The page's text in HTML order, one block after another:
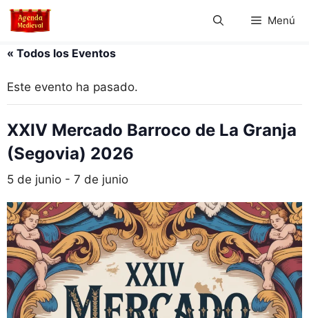
Saltar
Menú
« Todos los Eventos
Este evento ha pasado.
XXIV Mercado Barroco de La Granja
(Segovia) 2026
5 de junio - 7 de junio